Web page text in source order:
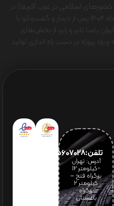
تلفن:65607028(021)
آدرس: تهران
-کیلومتر 12
بزرگراه فتح –
کیلومتر ۲
بزرگراه
باغستان